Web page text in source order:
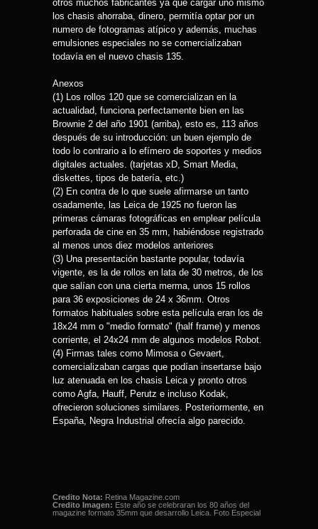
otros muchos fabricantes ya que cargar uno mismo
los chasis ahorraba, dinero, permitía optar por un
numero de fotogramas atípico y además, muchas
emulsiones especiales no se comercializaban
todavía en el nuevo chasis 135.
Anexos
(1) Los rollos 120 que se comercializan en la
actualidad, funciona perfectamente bien en las
Brownie 2 del año 1901 (arriba), esto es, 113 años
después de su introducción: un buen ejemplo de
todo lo contrario a lo efímero de soportes y medios
digitales actuales. (tarjetas xD, Smart Media,
diskettes, tipos de batería, etc.)
(2) En contra de lo que suele afirmarse un tanto
osadamente, las Leica de 1925 no fueron las
primeras cámaras fotográficas en emplear película
perforada de cine en 35 mm, habiéndose registrado
al menos unos diez modelos anteriores
(3) Una presentación bastante popular, todavía
vigente, es la de rollos en lata de 30 metros, de los
que salían con una cierta merma, unos 15 rollos
para 36 exposiciones de 24 x 36mm. Otros
formatos habituales sobre esta película eran los de
18x24 mm o "medio formato" (half frame) y menos
corriente, el 24x24 mm de algunos modelos Robot.
(4) Firmas tales como Mimosa o Gevaert,
comercializaban cargas que podían insertarse bajo
luz atenuada en los chasis Leica y pronto otros
como Agfa, Hauff, Perutz e incluso Kodak,
ofrecieron soluciones similares. Posteriormente, en
España, Negra Industrial ofrecía algo parecido.
Credito Nota: Retina Magazine.com
Credito Imagen: Este año se celebraran los 80 años del
magazine formato 35mm que desarrollo Leica. Foto Especial